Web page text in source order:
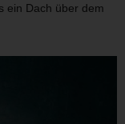
ein Dach über dem